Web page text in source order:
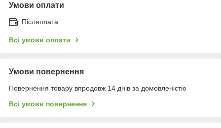
Умови оплати
Післяплата
Всі умови оплати
Умови повернення
Повернення товару впродовж 14 днів за домовленістю
Всі умови повернення